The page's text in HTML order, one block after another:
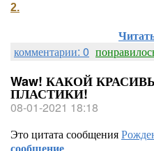
2.
комментарии: 0
Waw! КАКОЙ
ПЛАСТИКИ!
08-01-2021 18:18
Это цитата сообщения